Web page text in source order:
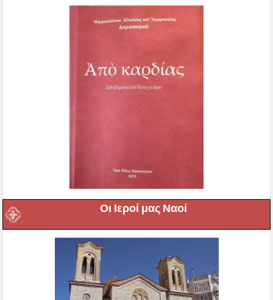
Οι Ιεροί μας Ναοί